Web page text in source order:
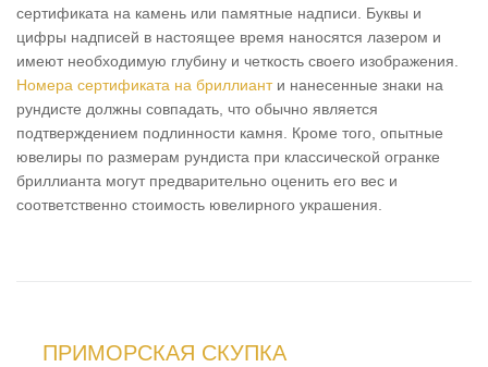
сертификата на камень или памятные надписи. Буквы и
цифры надписей в настоящее время наносятся лазером и
имеют необходимую глубину и четкость своего изображения.
Номера сертификата на бриллианти нанесенные знаки на
рундисте должны совпадать, что обычно является
подтверждением подлинности камня. Кроме того, опытные
ювелиры по размерам рундиста при классической огранке
бриллианта могут предварительно оценить его вес и
соответственно стоимость ювелирного украшения.
ПРИМОРСКАЯ СКУПКА